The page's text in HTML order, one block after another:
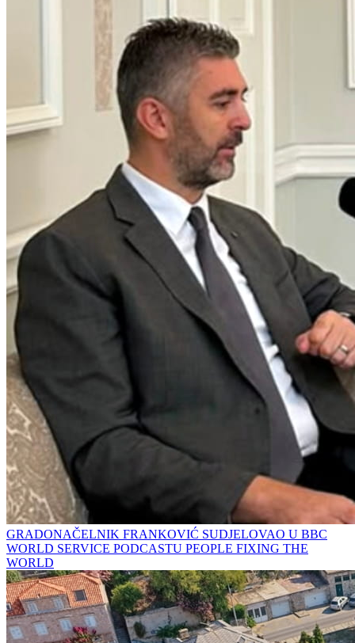
GRADONAČELNIK FRANKOVIĆ SUDJELOVAO U BBC
WORLD SERVICE PODCASTU PEOPLE FIXING THE
WORLD